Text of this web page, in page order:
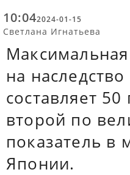
10:042024-01-15
Светлана Игнатьева
Максимальная
на
составляет
второй по
показатель в
Японии.